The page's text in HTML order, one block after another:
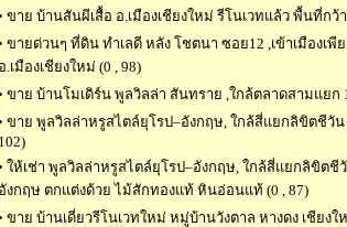
ขาย บ้านสันผีเสื้อ อ.เมืองเชียงใหม่ รีโนเวทแล้ว พื้นที่กว้
ขายด่วนๆ ที่ดิน ทำเลดี หลัง โชตนา ซอย12 ,เข้าเมืองเพี
อ.เมืองเชียงใหม่ (0 , 98)
ขาย บ้านโมเดิร์น พูลวิลล่า สันทราย ,ใกล้ตลาดสามแยก
ขาย พูลวิลล่าหรูสไตล์ยุโรป–อังกฤษ, ใกล้สี่แยกลิขิตชีวัน
102)
ให้เช่า พูลวิลล่าหรูสไตล์ยุโรป–อังกฤษ, ใกล้สี่แยกลิขิตชี
อังกฤษ ตกแต่งด้วย ไม้สักทองแท้ หินอ่อนแท้ (0 , 87)
ขาย บ้านเดี่ยวรีโนเวทใหม่ หมู่บ้านวังตาล หางดง เชียง